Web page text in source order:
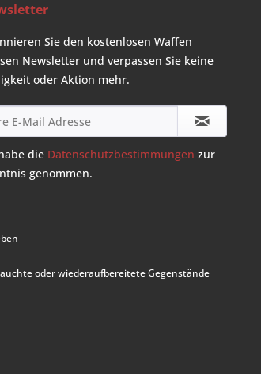
Sie den kostenlosen Waffen
Newsletter und verpassen Sie keine
oder Aktion mehr.
die Datenschutzbestimmungen zur
genommen.
oder wiederaufbereitete Gegenstände